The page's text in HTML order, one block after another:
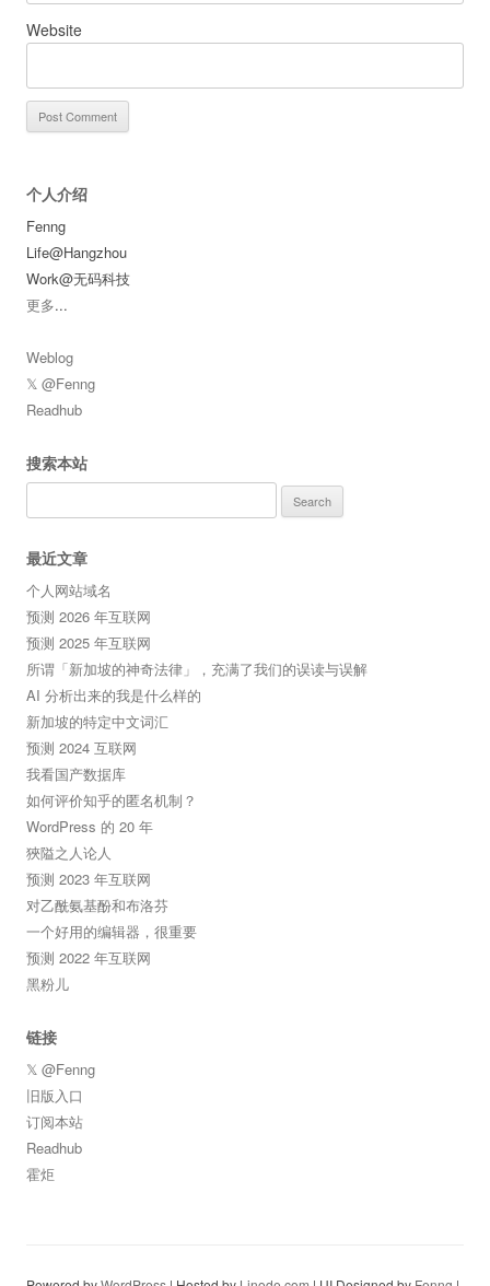
Website
个人介绍
Fenng
Life@Hangzhou
Work@无码科技
更多...
Weblog
𝕏 @Fenng
Readhub
搜索本站
for:
最近文章
个人网站域名
预测 2026 年互联网
预测 2025 年互联网
所谓「新加坡的神奇法律」，充满了我们的误读与误解
AI 分析出来的我是什么样的
新加坡的特定中文词汇
预测 2024 互联网
我看国产数据库
如何评价知乎的匿名机制？
WordPress 的 20 年
狹隘之人论人
预测 2023 年互联网
对乙酰氨基酚和布洛芬
一个好用的编辑器，很重要
预测 2022 年互联网
黑粉儿
链接
𝕏 @Fenng
旧版入口
订阅本站
Readhub
霍炬